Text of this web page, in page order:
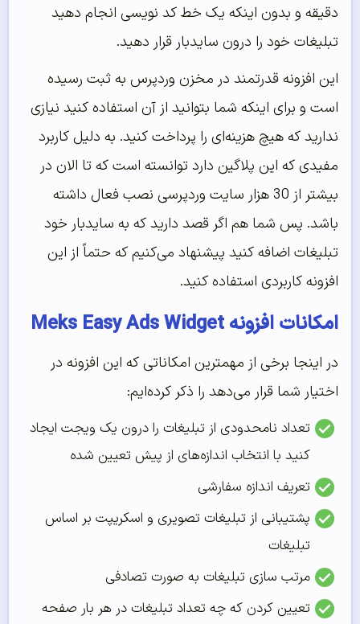
دقیقه و بدون اینکه یک خط کد نویسی انجام دهید
تبلیغات خود را درون سایدبار قرار دهید.
این افزونه قدرتمند در مخزن وردپرس به ثبت رسیده
است و برای اینکه شما بتوانید از آن استفاده کنید نیازی
ندارید که هیچ هزینه‌ای را پرداخت کنید. به دلیل کاربرد
مفیدی که این پلاگین دارد توانسته است که تا الان در
بیشتر از 30 هزار سایت وردپرسی نصب فعال داشته
باشد. پس شما هم اگر قصد دارید که به سایدبار خود
تبلیغات اضافه کنید پیشنهاد می‌کنیم که حتماً از این
افزونه کاربردی استفاده کنید.
امکانات افزونه Meks Easy Ads Widget
در اینجا برخی از مهمترین امکاناتی که این افزونه در
اختیار شما قرار می‌دهد را ذکر کرده‌ایم:
تعداد نامحدودی از تبلیغات را درون یک ویجت ایجاد
کنید با انتخاب اندازه‌های از پیش تعیین شده
تعریف اندازه سفارشی
پشتیبانی از تبلیغات تصویری و اسکریپت بر اساس
تبلیغات
مرتب سازی تبلیغات به صورت تصادفی
تعیین کردن که چه تعداد تبلیغات در هر بار صفحه